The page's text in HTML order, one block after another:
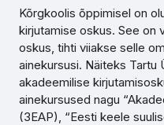
Kõrgkoolis õppimisel on
kirjutamise oskus. See on
oskus, tihti viiakse selle
ainekursusi. Näiteks Tartu
akadeemilise
ainekursused nagu
(3EAP), “Eesti keele